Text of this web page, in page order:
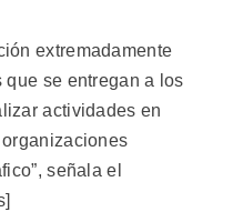
extremadamente
se entregan a los
actividades en
señala el